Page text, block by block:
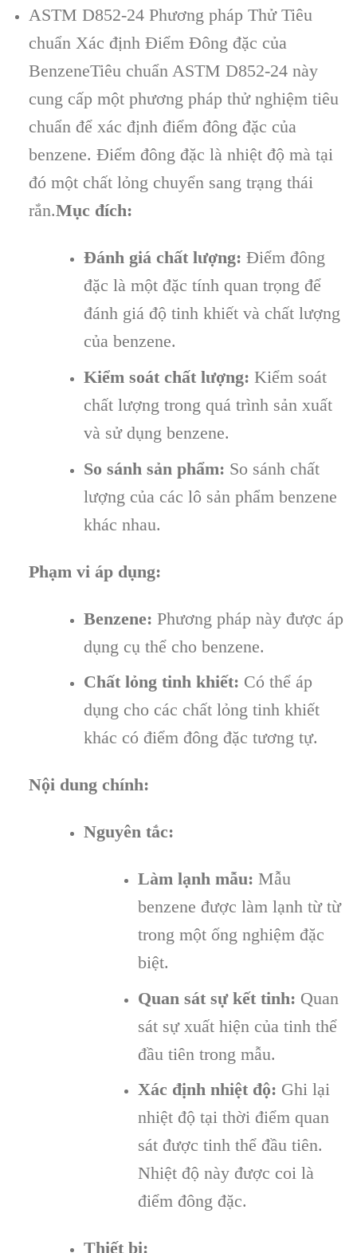
ASTM D852-24 Phương pháp Thử Tiêu
chuẩn Xác định Điểm Đông đặc của
BenzeneTiêu chuẩn ASTM D852-24 này
cung cấp một phương pháp thử nghiệm tiêu
chuẩn để xác định điểm đông đặc của
benzene. Điểm đông đặc là nhiệt độ mà tại
đó một chất lỏng chuyển sang trạng thái
rắn.Mục đích:
Đánh giá chất lượng: Điểm đông
đặc là một đặc tính quan trọng để
đánh giá độ tinh khiết và chất lượng
của benzene.
Kiểm soát chất lượng: Kiểm soát
chất lượng trong quá trình sản xuất
và sử dụng benzene.
So sánh sản phẩm: So sánh chất
lượng của các lô sản phẩm benzene
khác nhau.
Phạm vi áp dụng:
Benzene: Phương pháp này được áp
dụng cụ thể cho benzene.
Chất lỏng tinh khiết: Có thể áp
dụng cho các chất lỏng tinh khiết
khác có điểm đông đặc tương tự.
Nội dung chính:
Nguyên tắc:
Làm lạnh mẫu: Mẫu
benzene được làm lạnh từ từ
trong một ống nghiệm đặc
biệt.
Quan sát sự kết tinh: Quan
sát sự xuất hiện của tinh thể
đầu tiên trong mẫu.
Xác định nhiệt độ: Ghi lại
nhiệt độ tại thời điểm quan
sát được tinh thể đầu tiên.
Nhiệt độ này được coi là
điểm đông đặc.
Thiết bị: